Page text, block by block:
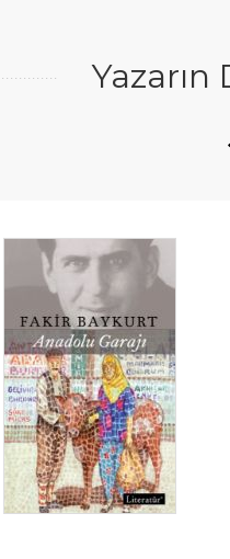
Yazarın